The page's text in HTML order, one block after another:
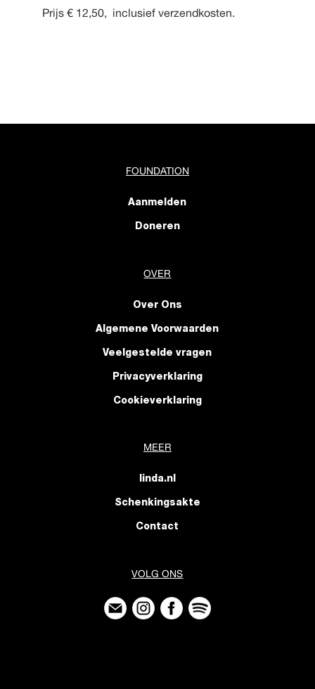
Prijs € 12,50, inclusief verzendkosten.
FOUNDATION
Aanmelden
Doneren
OVER
Over Ons
Algemene Voorwaarden
Veelgestelde vragen
Privacyverklaring
Cookieverklaring
MEER
linda.nl
Schenkingsakte
Contact
VOLG ONS